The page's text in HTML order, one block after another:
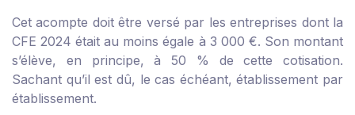
Cet acompte doit être versé par les entreprises dont la
CFE 2024 était au moins égale à 3 000 €. Son montant
s’élève, en principe, à 50 % de cette cotisation.
Sachant qu’il est dû, le cas échéant, établissement par
établissement.